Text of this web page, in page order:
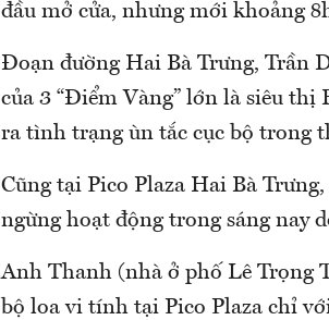
đầu mở cửa, nhưng mới khoảng
Đoạn đường Hai Bà Trưng, Trần
của 3 “Điểm Vàng” lớn là siêu thị
ra tình trạng ùn tắc cục bộ trong
Cũng tại Pico Plaza Hai Bà
ngừng hoạt động trong sáng nay
Anh Thanh (nhà ở phố Lê Trọng
bộ loa vi tính tại Pico Plaza chỉ